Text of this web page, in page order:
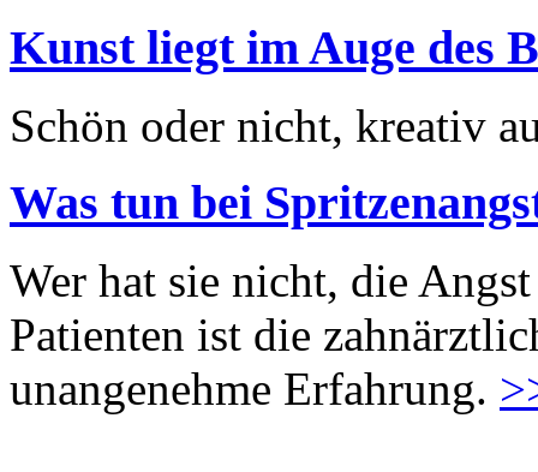
Kunst liegt im Auge des
Schön oder nicht, kreativ
Was tun bei
Wer hat sie nicht, die
Patienten ist die
unangenehme Erfahrung.